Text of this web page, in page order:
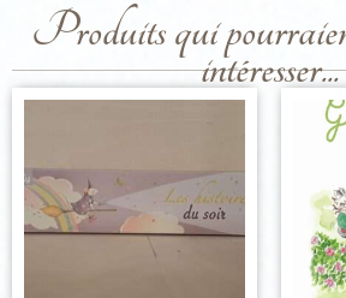
Produits qui
intéresser...